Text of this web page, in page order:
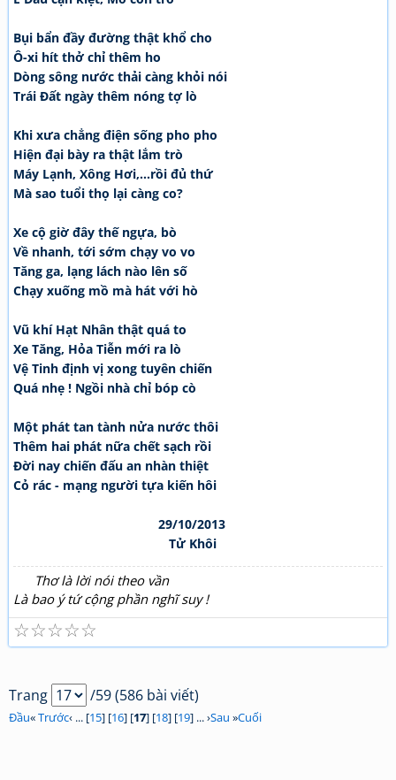
Bụi bẩn đầy đường thật khổ cho
Ô-xi hít thở chỉ thêm ho
Dòng sông nước thải càng khỏi nói
Trái Đất ngày thêm nóng tợ lò
Khi xưa chẳng điện sống pho pho
Hiện đại bày ra thật lắm trò
Máy Lạnh, Xông Hơi,...rồi đủ thứ
Mà sao tuổi thọ lại càng co?
Xe cộ giờ đây thế ngựa, bò
Về nhanh, tới sớm chạy vo vo
Tăng ga, lạng lách nào lên số
Chạy xuống mồ mà hát với hò
Vũ khí Hạt Nhân thật quá to
Xe Tăng, Hỏa Tiễn mới ra lò
Vệ Tinh định vị xong tuyên chiến
Quá nhẹ ! Ngồi nhà chỉ bóp cò
Một phát tan tành nửa nước thôi
Thêm hai phát nữa chết sạch rồi
Đời nay chiến đấu an nhàn thiệt
Cỏ rác - mạng người tựa kiến hôi
29/10/2013
Tử Khôi
Thơ là lời nói theo vần
Là bao ý tứ cộng phần nghĩ suy !
☆
☆
☆
☆
☆
Trang /59 (586 bài viết)
Đầu«Trước‹ ... [15] [16] [17] [18] [19] ... ›Sau »Cuối